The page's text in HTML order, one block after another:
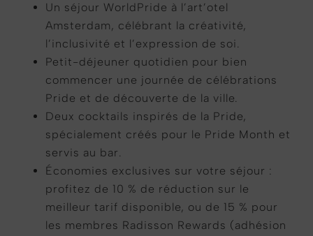
Un séjour WorldPride à l’art’otel
Amsterdam, célébrant la créativité,
l’inclusivité et l’expression de soi.
Petit-déjeuner quotidien pour bien
commencer une journée de célébrations
Pride et de découverte de la ville.
Deux cocktails inspirés de la Pride,
spécialement créés pour le Pride Month et
servis au bar.
Économies exclusives sur votre séjour :
profitez de 10 % de réduction sur le
meilleur tarif disponible, ou de 15 % pour
les membres Radisson Rewards (adhésion